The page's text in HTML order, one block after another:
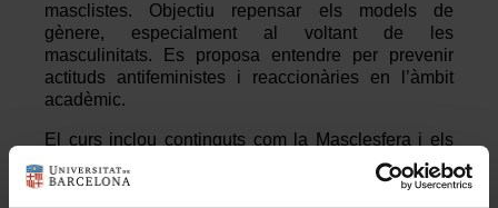
masclistes. Objectiu repensar els models de
gènere, especialment al voltant de les
masculinitats. Es proposa entendre per prevenir
actituds antifeministes i reaccionàries en l’àmbit
acadèmic.
El curs inclou continguts com la Masclesfera i els
discursos
, la seva presència en
entorns joves i educatius, i estratègies per